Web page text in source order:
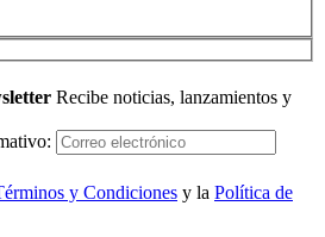
Recibe noticias, lanzamientos y
y Condiciones y la Política de